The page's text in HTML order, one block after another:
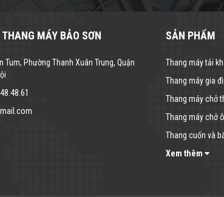
MÁY BẢO SƠN
Tum, Phường Thanh Xuân Trung, Quận
SẢN PHẨM
Thang máy tải
Thang máy gia
Thang máy chở
Thang máy chở
Thang cuốn và
Xem thêm